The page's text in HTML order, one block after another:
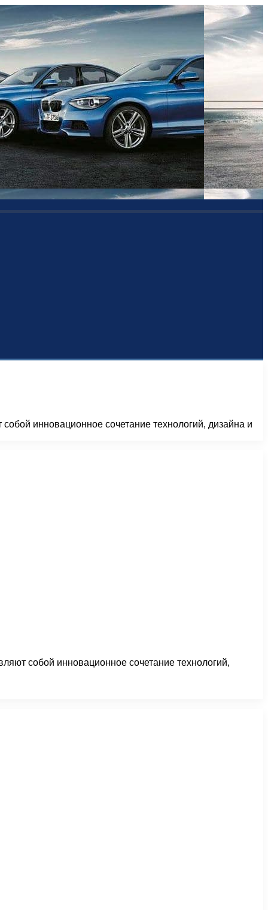
инновационное сочетание технологий, дизайна и
собой инновационное сочетание технологий,